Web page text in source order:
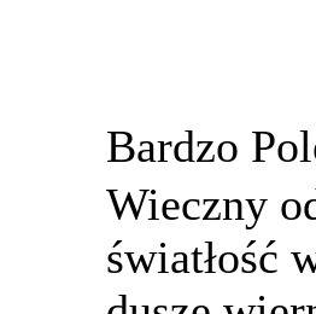
Bardzo
Wieczny
światłość